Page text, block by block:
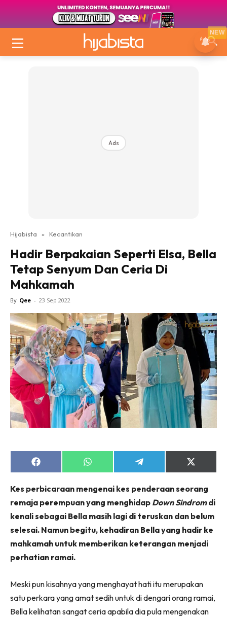
Ads
Hijabista » Kecantikan
Hadir Berpakaian Seperti Elsa, Bella
Tetap Senyum Dan Ceria Di
Mahkamah
By Qee - 23 Sep 2022
Share
on
Share
on
Share
on
Share
on
(Twitter)
Kes perbicaraan mengenai kes penderaan seorang
remaja perempuan yang menghidap Down Sindromdi
kenali sebagai Bella masih lagi di teruskan dan belum
selesai. Namun begitu, kehadiran Bella yang hadir ke
mahkamah untuk memberikan keterangan menjadi
perhatian ramai.
Meski pun kisahnya yang menghayat hati itu merupakan
satu perkara yang amat sedih untuk di dengari orang ramai,
Bella kelihatan sangat ceria apabila dia pula mengenakan
NEW